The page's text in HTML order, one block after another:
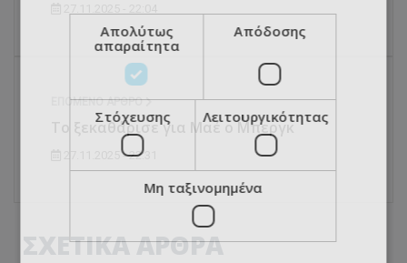
ΕΠΌΜΕΝΟ ΆΡΘΡΟ
Το ξεκαθάρισε για Μαέ ο Μπεργκ
27.11.2025 - 22:31
ΣΧΕΤΙΚΑ ΑΡΘΡΑ
Απολύτως
απαραίτητα
Απόδοσης
Στόχευσης Λειτουργικότητας
Μη ταξινομημένα